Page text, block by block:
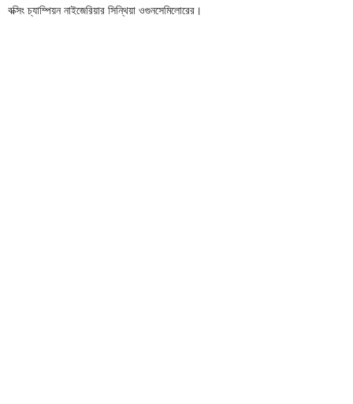
বক্সিং চ্যাম্পিয়ন নাইজেরিয়ার সিন্থিয়া ওগুনসেমিলোরের।